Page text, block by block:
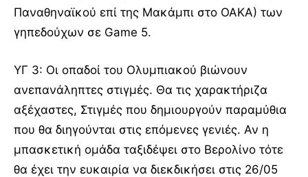
Παναθηναϊκού επί της Μακάμπι στο ΟΑΚΑ) των
γηπεδούχων σε Game 5.
ΥΓ 3: Οι οπαδοί του Ολυμπιακού βιώνουν
ανεπανάληπτες στιγμές. Θα τις χαρακτήριζα
αξέχαστες, Στιγμές που δημιουργούν παραμύθια
που θα διηγούνται στις επόμενες γενιές. Αν η
μπασκετική ομάδα ταξιδέψει στο Βερολίνο τότε
θα έχει την ευκαιρία να διεκδικήσει στις 26/05